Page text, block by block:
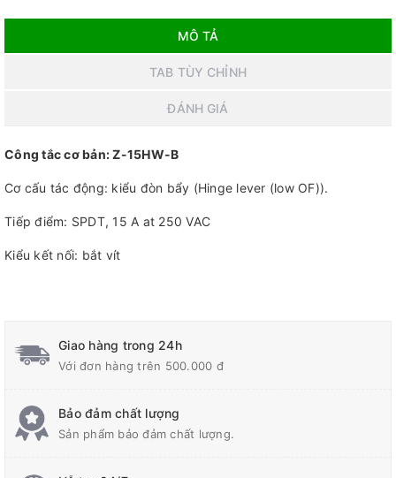
MÔ TẢ
TAB TÙY CHỈNH
ĐÁNH GIÁ
Công tắc cơ bản: Z-15HW-B
Cơ cấu tác động: kiểu đòn bẩy (Hinge lever (low OF)).
Tiếp điểm: SPDT, 15 A at 250 VAC
Kiểu kết nối: bắt vít
Giao hàng trong 24h
Với đơn hàng trên 500.000 đ
Bảo đảm chất lượng
Sản phẩm bảo đảm chất lượng.